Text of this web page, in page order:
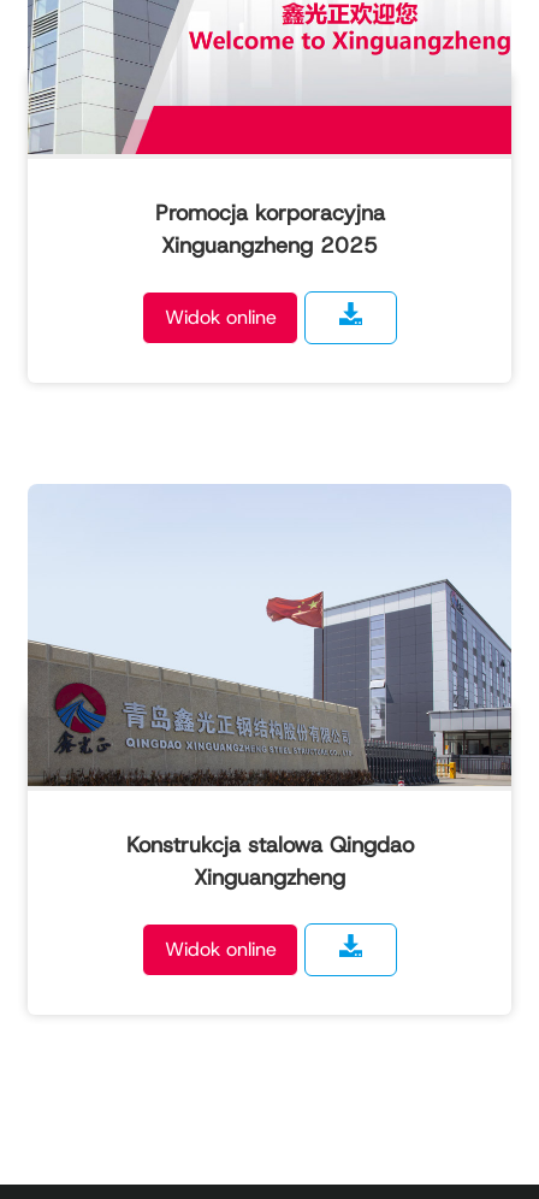
Promocja korporacyjna
Xinguangzheng 2025
Widok online
Konstrukcja stalowa Qingdao
Xinguangzheng
Widok online